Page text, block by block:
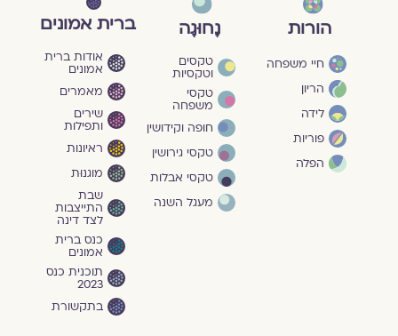
הורות
חיי משפחה
הריון
לידה
פוריות
הפלה
נָחוּגָה
טקסים
וטקסיות
טקסי
משפחה
חופה וקידושין
טקסי גירושין
טקסי אבלות
מעגל השנה
ברית אמונים
אודות ברית
אמונים
מאמרים
שירים
ותפילות
ראיונות
מוגנוּת
שבת
התייצבות
לצד דינה
כנס ברית
אמונים
תוכנית כנס
2023
בתקשורת